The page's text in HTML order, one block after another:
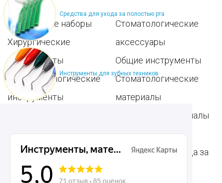
Средства для ухода за полостью рта
Инструменты для зубных техников
Популярные наборы
Хирургические
инструменты
Пародонтологические
инструменты
инструменты
Терапевтические
инструменты
Стоматологические
аксессуары
Общие инструменты
Стоматологические
материалы
Расходные материалы
для стоматологии
Средства для ухода за